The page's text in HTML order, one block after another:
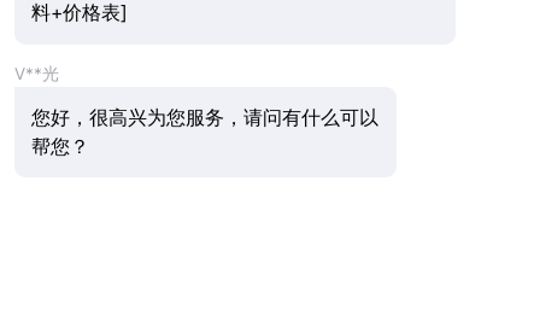
料+价格表]
V**光
您好，很高兴为您服务，请问有什么可以
帮您？